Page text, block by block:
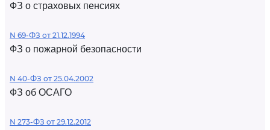
ФЗ о страховых пенсиях
N 69-ФЗ от 21.12.1994
ФЗ о пожарной безопасности
N 40-ФЗ от 25.04.2002
ФЗ об ОСАГО
N 273-ФЗ от 29.12.2012